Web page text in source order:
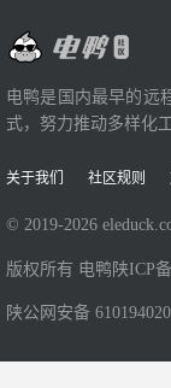
电鸭是国内最早的远
式，努力推动多样化
关于我们 社区规则
© 2019-2026
版权所有 电鸭 陕ICP
陕公网安备